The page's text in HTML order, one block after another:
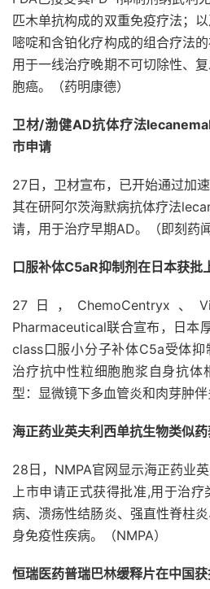
匹木单抗构成的双重免疫疗法；
嘧啶和含铂化疗构成的组合疗法
用于一线治疗晚期不可切除性、
胞癌。（药明康德）
卫材/渤健AD抗体疗法
市申请
27日，卫材宣布，已开始通过加
其在研阿尔茨海默病抗体疗法
请，用于治疗早期AD。（即刻药闻
口服补体C5aR抑制剂在日本获批
27日，ChemoCentryx、
Pharmaceutical联合宣布，日本
class口服小分子补体C5a受体
治疗抗中性粒细胞胞浆自身抗体
型：显微镜下多血管炎和肉芽肿伴
海正药业英夫利西单抗生物类似
28日，NMPA官网显示海正药业
上市申请正式获得批准,用于治
病、溃疡性结肠炎、强直性脊柱
身免疫性疾病。（NMPA）
恒瑞医药普瑞巴林缓释片在中国